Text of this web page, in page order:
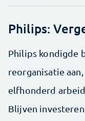
Philips:
Philips kondigde
reorganisatie
elfhonderd
Blijven